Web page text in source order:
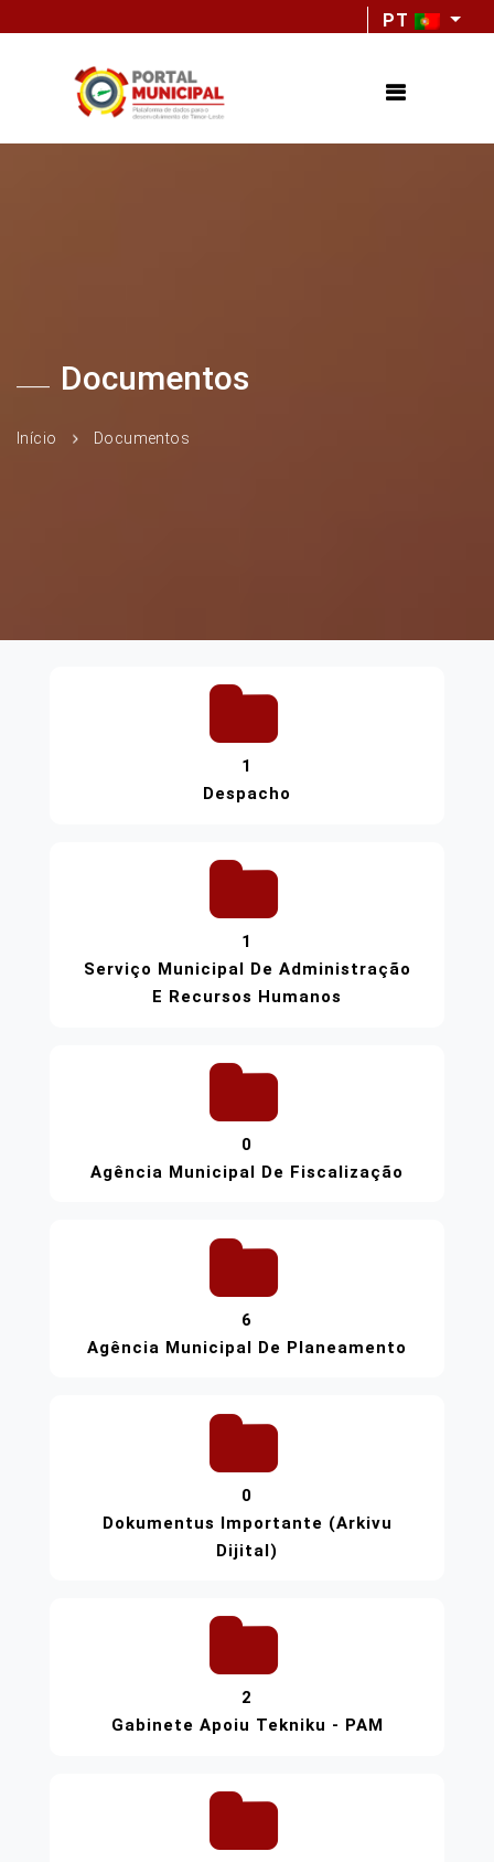
PT
Documentos
Início Documentos
1
Despacho
1
Serviço Municipal De Administração
E Recursos Humanos
0
Agência Municipal De Fiscalização
6
Agência Municipal De Planeamento
0
Dokumentus Importante (Arkivu
Dijital)
2
Gabinete Apoiu Tekniku - PAM